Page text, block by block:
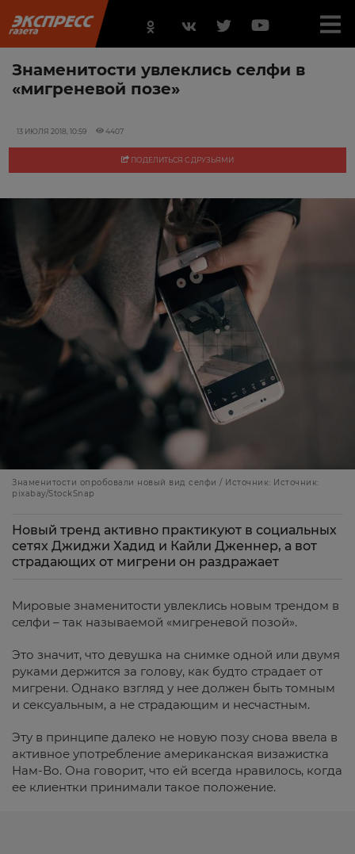
Знаменитости увлеклись селфи в
«мигреневой позе»
13 ИЮЛЯ 2018, 10:59 4407
ПОДЕЛИТЬСЯ С ДРУЗЬЯМИ
Знаменитости опробовали новый вид селфи / Источник: Источник:
pixabay/StockSnap
Новый тренд активно практикуют в социальных
сетях Джиджи Хадид и Кайли Дженнер, а вот
страдающих от мигрени он раздражает
Мировые знаменитости увлеклись новым трендом в
селфи – так называемой «мигреневой позой».
Это значит, что девушка на снимке одной или двумя
руками держится за голову, как будто страдает от
мигрени. Однако взгляд у нее должен быть томным
и сексуальным, а не страдающим и несчастным.
Эту в принципе далеко не новую позу снова ввела в
активное употребление американская визажистка
Нам-Во. Она говорит, что ей всегда нравилось, когда
ее клиентки принимали такое положение.